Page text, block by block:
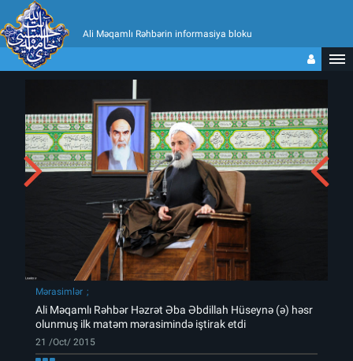
Ali Məqamlı Rəhbərin informasiya bloku
Mərasimlər
Ali Məqamlı Rəhbər Həzrət Əba Əbdillah Hüseynə (ə) həsr
olunmuş ilk matəm mərasimində iştirak etdi
21 /Oct/ 2015